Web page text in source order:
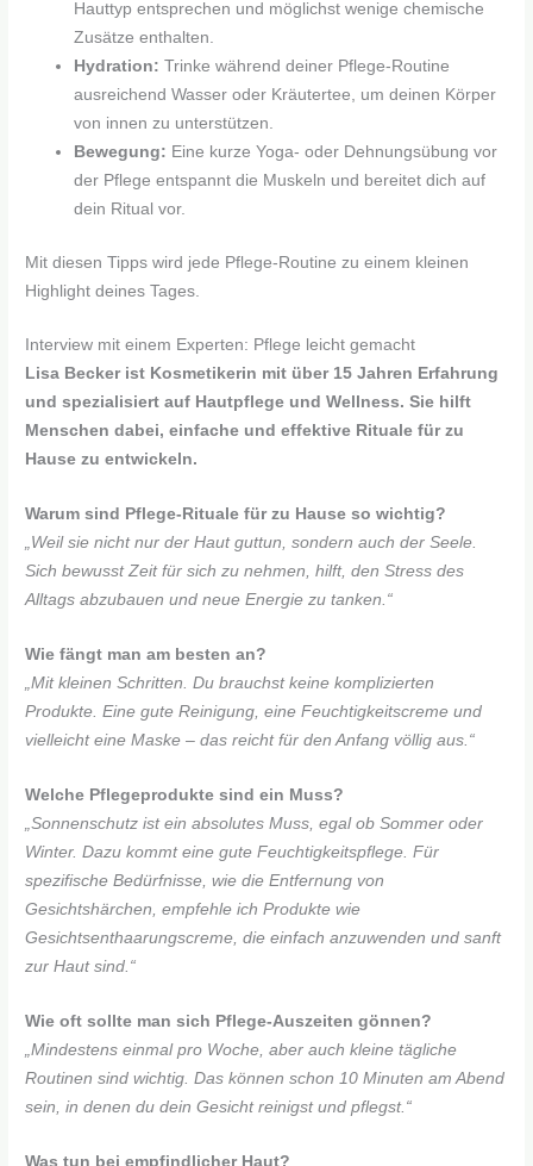
Hauttyp entsprechen und möglichst wenige chemische
Zusätze enthalten.
Hydration: Trinke während deiner Pflege-Routine
ausreichend Wasser oder Kräutertee, um deinen Körper
von innen zu unterstützen.
Bewegung: Eine kurze Yoga- oder Dehnungsübung vor
der Pflege entspannt die Muskeln und bereitet dich auf
dein Ritual vor.
Mit diesen Tipps wird jede Pflege-Routine zu einem kleinen
Highlight deines Tages.
Interview mit einem Experten: Pflege leicht gemacht
Lisa Becker ist Kosmetikerin mit über 15 Jahren Erfahrung
und spezialisiert auf Hautpflege und Wellness. Sie hilft
Menschen dabei, einfache und effektive Rituale für zu
Hause zu entwickeln.
Warum sind Pflege-Rituale für zu Hause so wichtig?
„Weil sie nicht nur der Haut guttun, sondern auch der Seele.
Sich bewusst Zeit für sich zu nehmen, hilft, den Stress des
Alltags abzubauen und neue Energie zu tanken.“
Wie fängt man am besten an?
„Mit kleinen Schritten. Du brauchst keine komplizierten
Produkte. Eine gute Reinigung, eine Feuchtigkeitscreme und
vielleicht eine Maske – das reicht für den Anfang völlig aus.“
Welche Pflegeprodukte sind ein Muss?
„Sonnenschutz ist ein absolutes Muss, egal ob Sommer oder
Winter. Dazu kommt eine gute Feuchtigkeitspflege. Für
spezifische Bedürfnisse, wie die Entfernung von
Gesichtshärchen, empfehle ich Produkte wie
Gesichtsenthaarungscreme, die einfach anzuwenden und sanft
zur Haut sind.“
Wie oft sollte man sich Pflege-Auszeiten gönnen?
„Mindestens einmal pro Woche, aber auch kleine tägliche
Routinen sind wichtig. Das können schon 10 Minuten am Abend
sein, in denen du dein Gesicht reinigst und pflegst.“
Was tun bei empfindlicher Haut?